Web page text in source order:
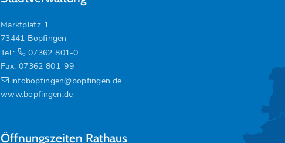
Marktplatz 1
73441 Bopfingen
Tel.:
07362 801-0
Fax: 07362 801-99
infobopfingen@bopfingen.de
www.bopfingen.de
Öffnungszeiten Rathaus